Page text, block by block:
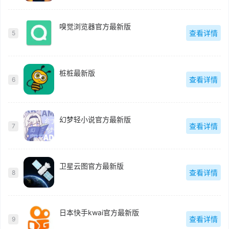
5
嗅觉浏览器官方最新版
查看详情
6
桩桩最新版
查看详情
7
幻梦轻小说官方最新版
查看详情
8
卫星云图官方最新版
查看详情
9
日本快手kwai官方最新版
查看详情